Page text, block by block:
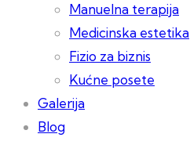
Manuelna terapija
Medicinska estetika
Fizio za biznis
Kućne posete
Galerija
Blog